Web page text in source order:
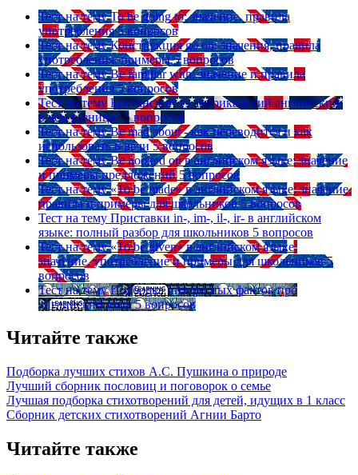
Тест на тему To be going to: значение, правила
употребления 5 вопросов
Тест на тему Конструкция go on: значения, правила
употребления, примеры 5 вопросов
Тест на тему Be familiar with: значение и правила
употребления 5 вопросов
Тест на тему Британский vs американский английский:
в чем разница? 5 вопросов
Тест на тему Be mad about - как переводится и как
использовать в речи 5 вопросов
Тест на тему Be hooked on в английском языке: значение
и примеры предложений 5 вопросов
Тест на тему «To be made» в английском языке: значение,
правила и примеры для школьников 5 вопросов
Тест на тему Приставки in-, im-, il-, ir- в английском
языке: полный разбор для школьников 5 вопросов
Тест на тему «To be given» в английском языке:
значение, употребление и примеры для школьников 5
вопросов
Тест на тему Подборка интересных фактов про
английский язык 5 вопросов
Читайте также
Подборка лучших стихов А.С. Пушкина о природе
Лучший сборник пословиц и поговорок о семье
Лучшая подборка стихотворений для детей, идущих в 1 класс
Сборник детских стихотворений Агнии Барто
Читайте также